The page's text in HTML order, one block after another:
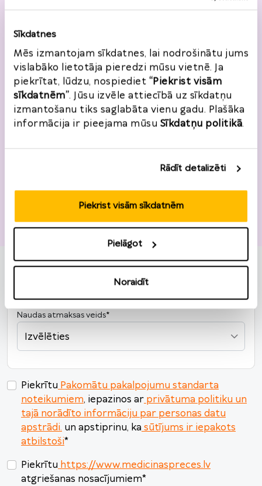
Sīkdatnes
Mēs izmantojam sīkdatnes, lai nodrošinātu jums
vislabāko lietotāja pieredzi mūsu vietnē. Ja
piekrītat, lūdzu, nospiediet “Piekrist visām
sīkdatnēm”. Jūsu izvēle attiecībā uz sīkdatņu
izmantošanu tiks saglabāta vienu gadu. Plašāka
informācija ir pieejama mūsu Sīkdatņu politikā.
Rādīt detalizēti
Piekrist visām sīkdatnēm
Pielāgot
Noraidīt
Atgriešanas informācija
2026
27 28 29 30 31 1 2
4 5
10 11 12 13 14 15 16
18 19
24 25 26 27 28 29 30
31 1 2 3 4 5 6
Šodien Nodzēst Aizvērt
Pievienot preci
Naudas atmaksas veids*
Izvēlēties
Piekrītu Pakomātu pakalpojumu standarta
noteikumiem, iepazinos ar privātuma politiku un
tajā norādīto informāciju par personas datu
apstrādi. un apstiprinu, ka sūtījums ir iepakots
atbilstoši*
Piekrītu https://www.medicinaspreces.lv
atgriešanas nosacījumiem*